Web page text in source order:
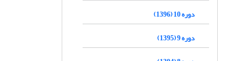
دوره 10 (1396)
دوره 9 (1395)